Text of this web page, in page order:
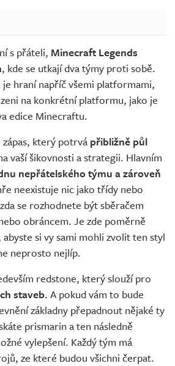
s přáteli, Minecraft Legends
, kde se utkají dva týmy proti sobě.
hraní napříč všemi platformami,
na konkrétní platformu, jako je
edice Minecraftu.
který potrvá přibližně půl
vaší šikovnosti a strategii. Hlavním
nepřátelského týmu a zároveň
neexistuje nic jako třídy nebo
se rozhodnete být sběračem
obráncem. Je zde poměrně
si vy sami mohli zvolit ten styl
neprosto nejlíp.
redstone, který slouží pro
staveb. A pokud vám to bude
základny přepadnout nějaké ty
prismarin a ten následně
vylepšení. Každý tým má
ze které budou všichni čerpat.